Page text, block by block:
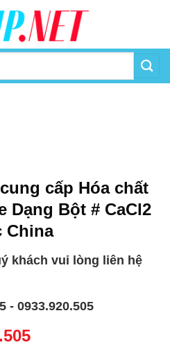
cấp Hóa chất
Dạng Bột # CaCl2
China
khách vui lòng liên hệ
- 0933.920.505